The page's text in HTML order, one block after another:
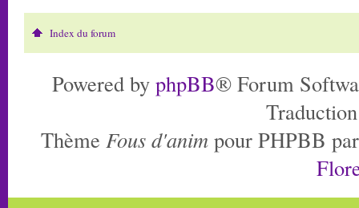
Index du forum
Powered by phpBB® Forum
Thème Fous d'anim pour PHPBB